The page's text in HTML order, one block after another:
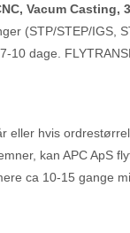
Vacum Casting,
(STP/STEP/IGS,
10 dage.
eller hvis
kan APC ApS
ca 10-15 gange